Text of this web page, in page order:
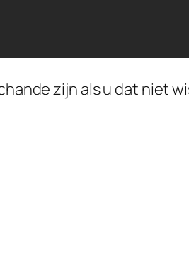
zijn als u dat niet